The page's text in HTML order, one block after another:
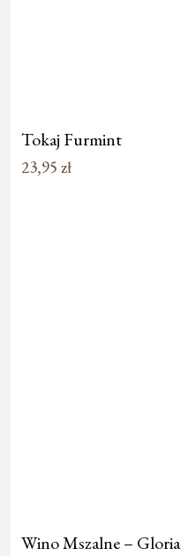
Tokaj Furmint
23,95 zł
Wino Mszalne – Gloria